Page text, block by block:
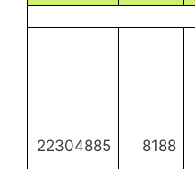
8188
22304885